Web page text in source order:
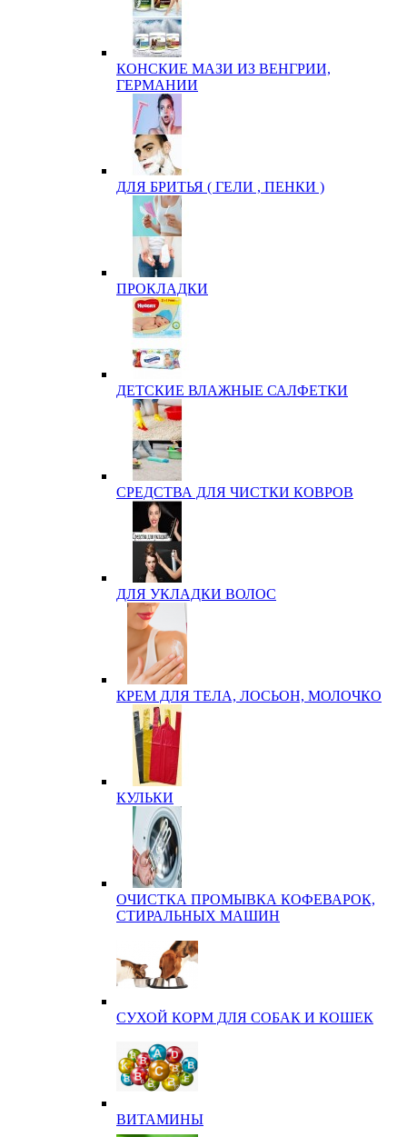
КОНСКИЕ МАЗИ ИЗ ВЕНГРИИ,
ГЕРМАНИИ
ДЛЯ БРИТЬЯ ( ГЕЛИ , ПЕНКИ )
ПРОКЛАДКИ
ДЕТСКИЕ ВЛАЖНЫЕ САЛФЕТКИ
СРЕДСТВА ДЛЯ ЧИСТКИ КОВРОВ
ДЛЯ УКЛАДКИ ВОЛОС
КРЕМ ДЛЯ ТЕЛА, ЛОСЬОН, МОЛОЧКО
КУЛЬКИ
ОЧИСТКА ПРОМЫВКА КОФЕВАРОК,
СТИРАЛЬНЫХ МАШИН
СУХОЙ КОРМ ДЛЯ СОБАК И КОШЕК
ВИТАМИНЫ